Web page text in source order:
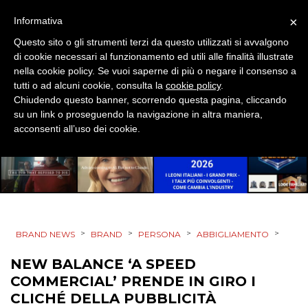
EVENTI
MOBILE
PROMOZIONI
PRODOTTI
PUNTI VENDITA
CSR
STRATEGIE
BRAND NEWS > BRAND > PERSONA > ABBIGLIAMENTO >
NEW BALANCE ‘A SPEED
COMMERCIAL’ PRENDE IN GIRO I
CLICHÉ DELLA PUBBLICITÀ
×
Informativa
Questo sito o gli strumenti terzi da questo utilizzati si avvalgono
di cookie necessari al funzionamento ed utili alle finalità illustrate
nella cookie policy. Se vuoi saperne di più o negare il consenso a
tutti o ad alcuni cookie, consulta la cookie policy.
Chiudendo questo banner, scorrendo questa pagina, cliccando
su un link o proseguendo la navigazione in altra maniera,
acconsenti all’uso dei cookie.